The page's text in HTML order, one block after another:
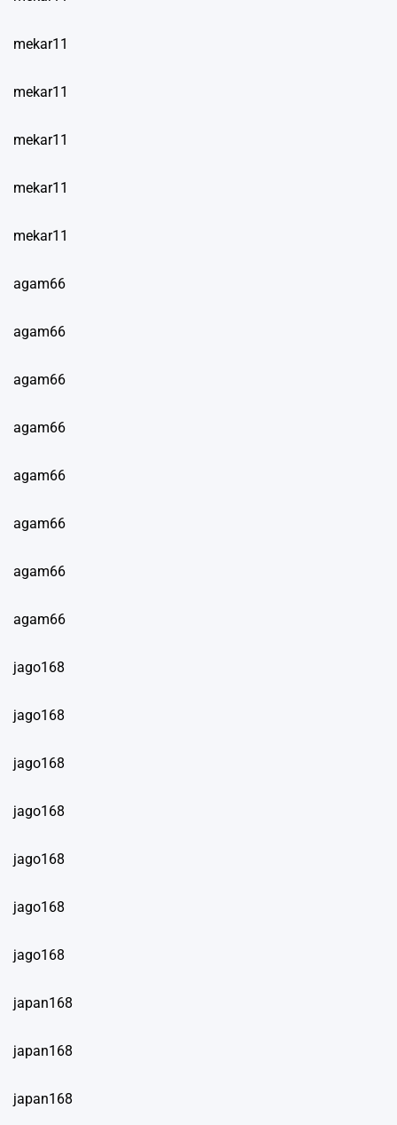
mekar11
mekar11
mekar11
mekar11
mekar11
agam66
agam66
agam66
agam66
agam66
agam66
agam66
agam66
jago168
jago168
jago168
jago168
jago168
jago168
jago168
japan168
japan168
japan168